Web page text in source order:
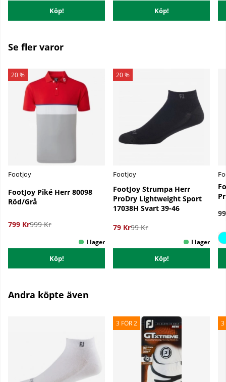
Köp! Köp!
Se fler varor
20 %
Footjoy
FootJoy Piké Herr 80098
Röd/Grå
799 Kr999 Kr
Köp!
20 %
Footjoy
FootJoy Strumpa Herr
ProDry Lightweight Sport
17038H Svart 39-46
79 Kr99 Kr
Köp!
Andra köpte även
3 FÖR 2 3